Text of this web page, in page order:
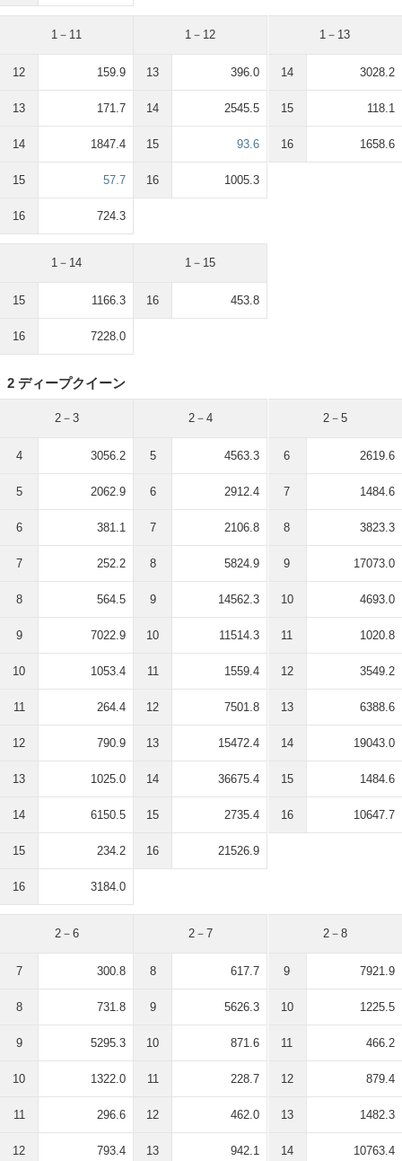
1－11
12 159.9
13 171.7
14 1847.4
15 57.7
16 724.3
1－12
13 396.0
14 2545.5
15 93.6
16 1005.3
1－13
14 3028.2
15 118.1
16 1658.6
1－14
15 1166.3
16 7228.0
1－15
16 453.8
2 ディープクイーン
2－3
4 3056.2
5 2062.9
6 381.1
7 252.2
8 564.5
9 7022.9
10 1053.4
11 264.4
12 790.9
13 1025.0
14 6150.5
15 234.2
16 3184.0
2－4
5 4563.3
6 2912.4
7 2106.8
8 5824.9
9 14562.3
10 11514.3
11 1559.4
12 7501.8
13 15472.4
14 36675.4
15 2735.4
16 21526.9
2－5
6 2619.6
7 1484.6
8 3823.3
9 17073.0
10 4693.0
11 1020.8
12 3549.2
13 6388.6
14 19043.0
15 1484.6
16 10647.7
2－6
7 300.8
8 731.8
9 5295.3
10 1322.0
11 296.6
12 793.4
2－7
8 617.7
9 5626.3
10 871.6
11 228.7
12 462.0
13 942.1
2－8
9 7921.9
10 1225.5
11 466.2
12 879.4
13 1482.3
14 10763.4